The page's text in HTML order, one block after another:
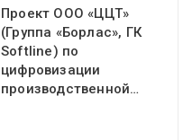
Проект ООО «ЦЦТ»
(Группа «Борлас», ГК
Softline) по
цифровизации
производственной…